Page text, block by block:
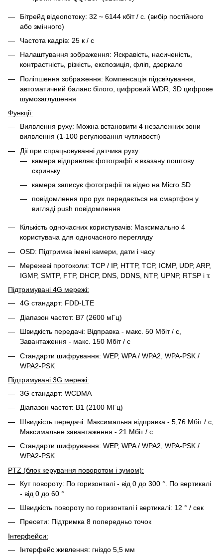
Бітрейд відеопотоку: 32 ~ 6144 кбіт / с. (вибір постійного
або змінного)
Частота кадрів: 25 к / с
Налаштування зображення: Яскравість, насиченість,
контрастність, різкість, експозиція, фліп, дзеркало
Поліпшення зображення: Компенсація підсвічування,
автоматичний баланс білого, цифровий WDR, 3D цифрове
шумозаглушення
Функції:
Виявлення руху: Можна встановити 4 незалежних зони
виявлення (1-100 регулювання чутливості)
Дії при спрацьовуванні датчика руху:
камера відправляє фотографії в вказану поштову
скриньку
камера записує фотографії та відео на Micro SD
повідомлення про рух передається на смартфон у
вигляді push повідомлення
Кількість одночасних користувачів: Максимально 4
користувача для одночасного перегляду
OSD: Підтримка імені камери, дати і часу
Мережеві протоколи: TCP / IP, HTTP, TCP, ICMP, UDP, ARP,
IGMP, SMTP, FTP, DHCP, DNS, DDNS, NTP, UPNP, RTSP і т.
Підтримувані 4G мережі:
4G стандарт: FDD-LTE
Діапазон частот: B7 (2600 мГц)
Швидкість передачі: Відправка - макс. 50 Мбіт / с,
Завантаження - макс. 150 Мбіт / с
Стандарти шифрування: WEP, WPA / WPA2, WPA-PSK /
WPA2-PSK
Підтримувані 3G мережі:
3G стандарт: WCDMA
Діапазон частот: B1 (2100 МГц)
Швидкість передачі: Максимальна відправка - 5,76 Мбіт / с,
Максимальне завантаження - 21 Мбіт / с
Стандарти шифрування: WEP, WPA / WPA2, WPA-PSK /
WPA2-PSK
PTZ (блок керування поворотом і зумом):
Кут повороту: По горизонталі - від 0 до 300 °. По вертикалі
- від 0 до 60 °
Швидкість повороту по горизонталі і вертикалі: 12 ° / сек
Пресети: Підтримка 8 попередньо точок
Інтерфейси:
Інтерфейс живлення: гніздо 5,5 мм